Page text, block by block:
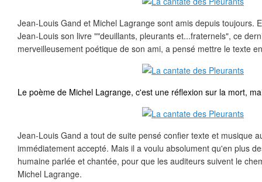
Jean-Louis Gand et Michel Lagrange sont amis depuis toujours.
Jean-Louis son livre ""deuillants, pleurants et...fraternels", ce
merveilleusement poétique de son ami, a pensé mettre le texte
Le poème de Michel Lagrange, c'est une réflexion sur la mort,
Jean-Louis Gand a tout de suite pensé confier texte et musique
immédiatement accepté. Mais il a voulu absolument qu'en plus
humaine parlée et chantée, pour que les auditeurs suivent le
Michel Lagrange.